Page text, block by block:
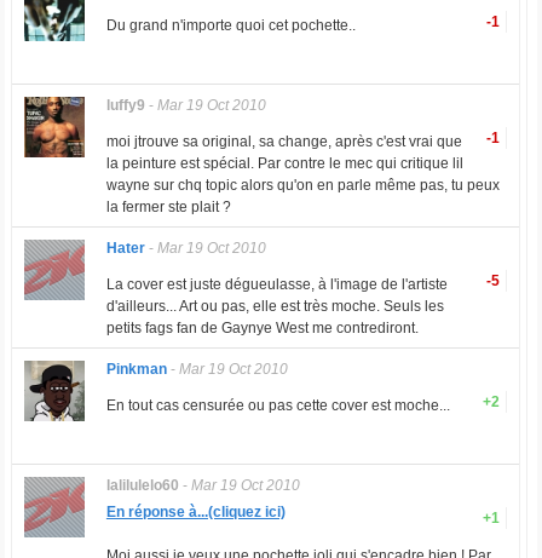
-1
Du grand n'importe quoi cet pochette..
luffy9 - Mar 19 Oct 2010
-1
moi jtrouve sa original, sa change, après c'est vrai que
la peinture est spécial. Par contre le mec qui critique lil
wayne sur chq topic alors qu'on en parle même pas, tu peux
la fermer ste plait ?
Hater- Mar 19 Oct 2010
-5
La cover est juste dégueulasse, à l'image de l'artiste
d'ailleurs... Art ou pas, elle est très moche. Seuls les
petits fags fan de Gaynye West me contrediront.
Pinkman- Mar 19 Oct 2010
+2
En tout cas censurée ou pas cette cover est moche...
lalilulelo60 - Mar 19 Oct 2010
+1
En réponse à...(cliquez ici)